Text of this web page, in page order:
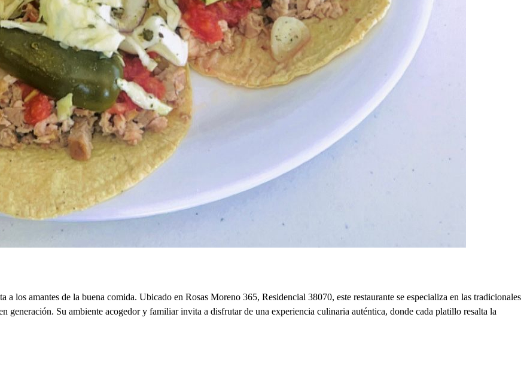
los amantes de la buena comida. Ubicado en Rosas Moreno 365, Residencial 38070, este restaurante se especializa en las tradicionales
generación. Su ambiente acogedor y familiar invita a disfrutar de una experiencia culinaria auténtica, donde cada platillo resalta la